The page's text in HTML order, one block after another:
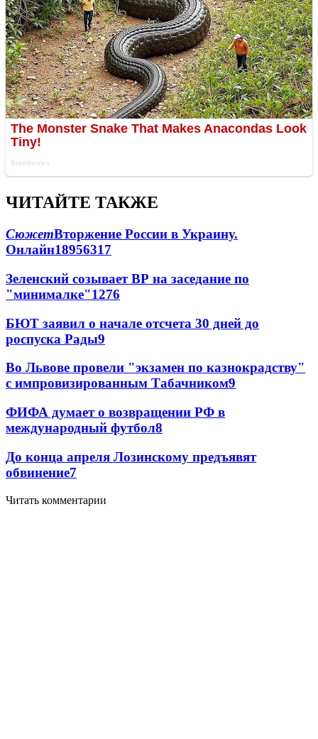
ЧИТАЙТЕ ТАКЖЕ
СюжетВторжение России в Украину.
Онлайн18956317
Зеленский созывает ВР на заседание по
"минималке"1276
БЮТ заявил о начале отсчета 30 дней до
роспуска Рады9
Во Львове провели "экзамен по казнокрадству"
с импровизированным Табачником9
ФИФА думает о возвращении РФ в
международный футбол8
До конца апреля Лозинскому предъявят
обвинение7
Читать комментарии